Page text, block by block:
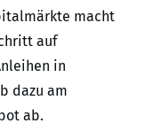
macht
auf
in
dazu am
ab.